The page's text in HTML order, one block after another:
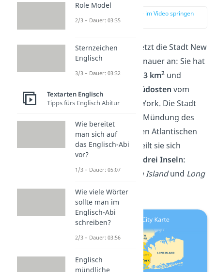
zur Stelle im Video springen
(02:53)
Schauen wir uns jetzt die Stadt New
York City etwas genauer an: Sie hat
eineFlächevon 783 km2 und
befindet sich im
Südosten vom
Bundesstaat New York. Die Stadt
liegt direkt an der Mündung des
Hudson River in den Atlantischen
Ozean. Dabei verteilt sie sich
hauptsächlich auf drei Inseln:
Manhattan, Staten Islandund Long
Island .
Role Model
2/3 – Dauer: 03:35
Sternzeichen
Englisch
3/3 – Dauer: 03:32
Textarten Englisch
Tipps fürs Englisch Abitur
Wie bereitet
man sich auf
das Englisch-Abi
vor?
1/3 – Dauer: 05:07
Wie viele Wörter
sollte man im
Englisch-Abi
schreiben?
2/3 – Dauer: 03:56
Englisch
mündliche